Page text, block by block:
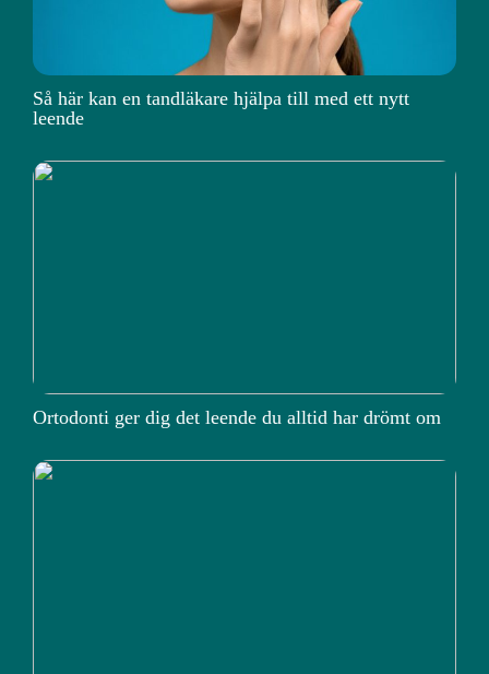
Så här kan en tandläkare hjälpa till med ett nytt
leende
Ortodonti ger dig det leende du alltid har drömt om